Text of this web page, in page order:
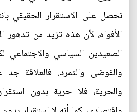
نحصل على الاستقرار الحقيقي
الأفواه، لأن هذه تزيد من
الصعيدين السياسي والاجتماعي
والفوضى والتمرد. فالعلاقة جد
والحرية، فلا حرية بدون